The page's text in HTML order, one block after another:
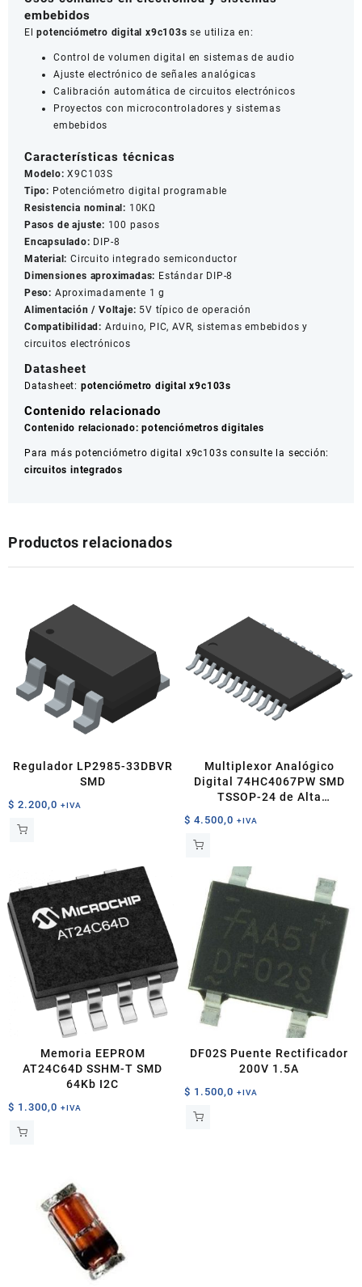
embebidos
Elpotenciómetro digital x9c103s se utiliza en:
Control de volumen digital en sistemas de audio
Ajuste electrónico de señales analógicas
Calibración automática de circuitos electrónicos
Proyectos con microcontroladores y sistemas
embebidos
Características técnicas
Modelo: X9C103S
Tipo: Potenciómetro digital programable
Resistencia nominal: 10KΩ
Pasos de ajuste: 100 pasos
Encapsulado: DIP-8
Material: Circuito integrado semiconductor
Dimensiones aproximadas: Estándar DIP-8
Peso: Aproximadamente 1 g
Alimentación / Voltaje: 5V típico de operación
Compatibilidad: Arduino, PIC, AVR, sistemas embebidos y
circuitos electrónicos
Datasheet
Datasheet: potenciómetro digital x9c103s
Contenido relacionado
Contenido relacionado:potenciómetros digitales
Para más potenciómetro digital x9c103s consulte la sección:
circuitos integrados
Productos relacionados
Regulador LP2985-33DBVR
SMD
$ 2.200,0 +IVA
Multiplexor Analógico
Digital 74HC4067PW SMD
TSSOP-24 de Alta
$ 4.500,0 +IVA
Memoria EEPROM
AT24C64D SSHM-T SMD
64Kb I2C
$ 1.300,0 +IVA
DF02S Puente Rectificador
200V 1.5A
$ 1.500,0 +IVA